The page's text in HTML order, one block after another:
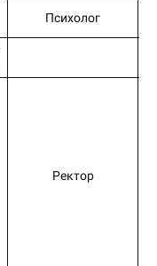
Психолог
Ректор